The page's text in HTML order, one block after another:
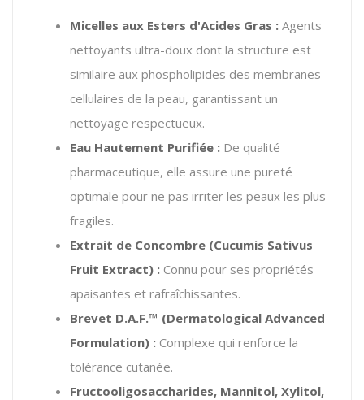
Micelles aux Esters d'Acides Gras : Agents
nettoyants ultra-doux dont la structure est
similaire aux phospholipides des membranes
cellulaires de la peau, garantissant un
nettoyage respectueux.
Eau Hautement Purifiée : De qualité
pharmaceutique, elle assure une pureté
optimale pour ne pas irriter les peaux les plus
fragiles.
Extrait de Concombre (Cucumis Sativus
Fruit Extract) : Connu pour ses propriétés
apaisantes et rafraîchissantes.
Brevet D.A.F.™ (Dermatological Advanced
Formulation) : Complexe qui renforce la
tolérance cutanée.
Fructooligosaccharides, Mannitol, Xylitol,